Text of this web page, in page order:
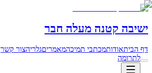
ישיבה קטנה מעלה חבר
דף הביתאודותמכתבי תמיכהמאמריםגלריהצור קשר
לתרומה